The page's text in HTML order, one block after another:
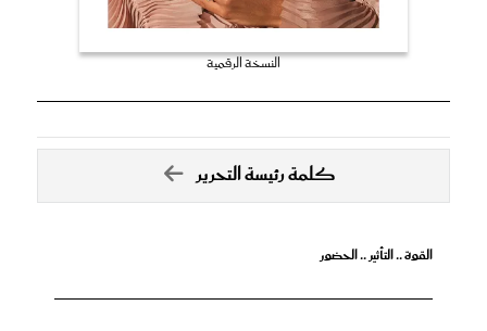
النسخة الرقمية
كلمة رئيسة التحرير
القوة .. التأثير .. الحضور